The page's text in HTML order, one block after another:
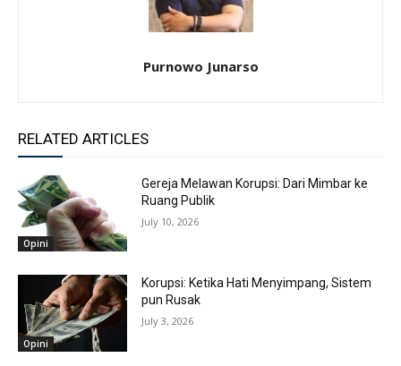
Purnowo Junarso
RELATED ARTICLES
Opini
Gereja Melawan Korupsi: Dari Mimbar ke
Ruang Publik
July 10, 2026
Opini
Korupsi: Ketika Hati Menyimpang, Sistem
pun Rusak
July 3, 2026